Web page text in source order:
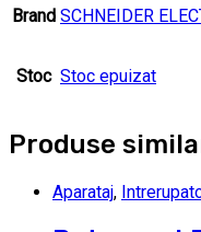
Brand SCHNEIDER
Stoc Stoc epuizat
Produse
Aparataj,